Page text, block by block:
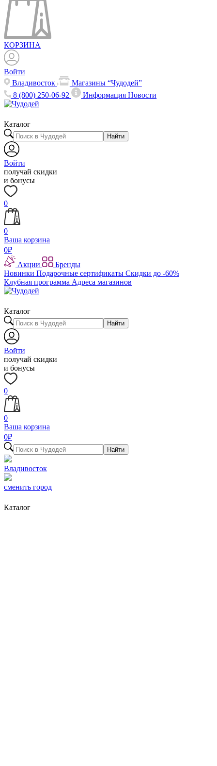
КОРЗИНА
Войти
Владивосток
Магазины “Чудодей”
8 (800) 250-06-92
ИнформацияНовости
Каталог
Найти
Войти
получай скидки
и бонусы
0
0
Ваша корзина
0₽
Акции
Бренды
Новинки Подарочные сертификаты Скидки до -60%
Клубная программа Адреса магазинов
Каталог
Найти
Войти
получай скидки
и бонусы
0
0
Ваша корзина
0₽
Найти
Владивосток
сменить город
Каталог